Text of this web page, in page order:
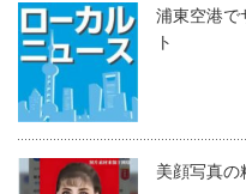
浦東空港で
ト
美顔写真の